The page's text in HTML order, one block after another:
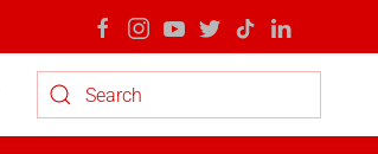
Type 2 or more characters for results.